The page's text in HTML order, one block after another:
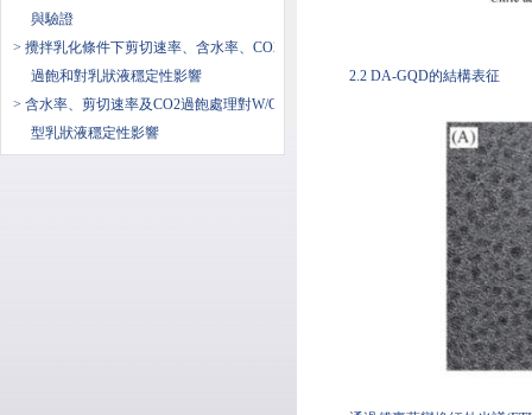
與驗證
> 攪拌乳化條件下剪切速率、含水率、CO2
過飽和對乳狀液穩定性影響
> 含水率、剪切速率及CO2過飽處理對W/O
型乳狀液穩定性影響
2.2 DA-GQD的結構表征